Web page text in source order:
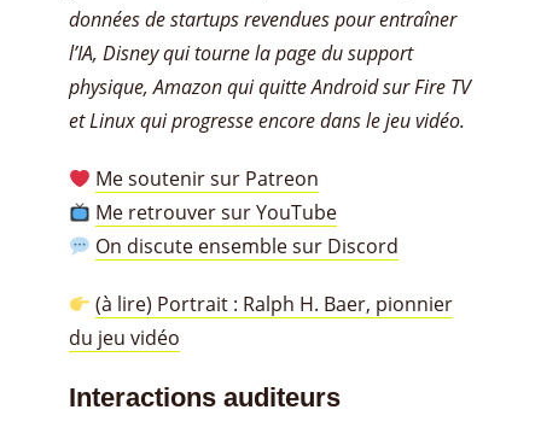
données de startups revendues pour entraîner
l’IA, Disney qui tourne la page du support
physique, Amazon qui quitte Android sur Fire TV
et Linux qui progresse encore dans le jeu vidéo.
Me soutenir sur Patreon
Me retrouver sur YouTube
On discute ensemble sur Discord
(à lire) Portrait : Ralph H. Baer, pionnier
du jeu vidéo
Interactions auditeurs